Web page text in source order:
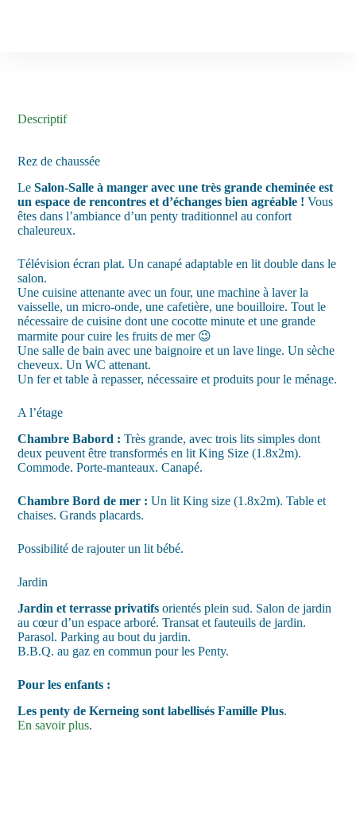
Descriptif
Rez de chaussée
LeSalon-Salle à manger avec une très grande cheminée est
un espace de rencontres et d’échanges bien agréable !Vous
êtes dans l’ambiance d’un penty traditionnel au confort
chaleureux.
Télévision écran plat. Un canapé adaptable en lit double dans le
salon.
Une cuisine attenante avec un four, une machine à laver la
vaisselle, un micro-onde, une cafetière, une bouilloire. Tout le
nécessaire de cuisine dont une cocotte minute et une grande
marmite pour cuire les fruits de mer 😉
Une salle de bain avec une baignoire et un lave linge. Un sèche
cheveux. Un WC attenant.
Un fer et table à repasser, nécessaire et produits pour le ménage.
A l’étage
Chambre Babord : Très grande, avec trois lits simples dont
deux peuvent être transformés en lit King Size (1.8x2m).
Commode. Porte-manteaux. Canapé.
Chambre Bord de mer : Un lit King size (1.8x2m). Table et
chaises. Grands placards.
Possibilité de rajouter un lit bébé.
Jardin
Jardin et terrasse privatifs orientés plein sud. Salon de jardin
au cœur d’un espace arboré. Transat et fauteuils de jardin.
Parasol. Parking au bout du jardin.
B.B.Q. au gaz en commun pour les Penty.
Pour les enfants :
Les penty de Kerneing sont labellisés Famille Plus.
En savoir plus.